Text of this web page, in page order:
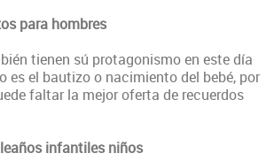
para hombres
tienen sú protagonismo en este día
es el bautizo o nacimiento del bebé, por
faltar la mejor oferta de recuerdos
infantiles niños